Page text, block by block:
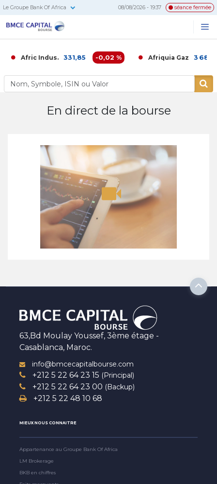
Le Groupe Bank Of Africa 08/08/2026 - 19:37 séance fermée
Afric Indus. 331,85 -0,02 % Afriquia Gaz 3
En direct de la bourse
63,Bd Moulay Youssef, 3ème étage -
Casablanca, Maroc.
info@bmcecapitalbourse.com
+212 5 22 64 23 15 (Principal)
+212 5 22 64 23 00 (Backup)
+212 5 22 48 10 68
MIEUX NOUS CONNAITRE
Appartenance au Groupe Bank Of Africa
LM Brokerage
BKB en chiffres